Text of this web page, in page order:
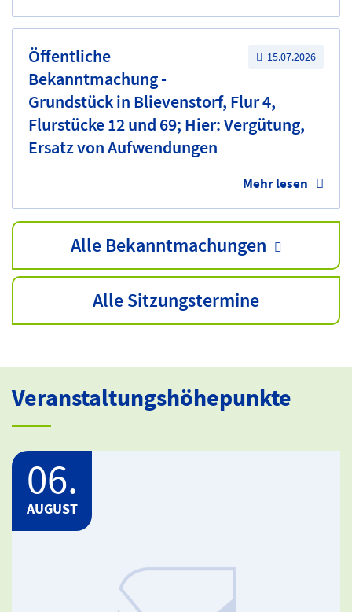
15.07.2026
Öffentliche
Bekanntmachung -
Grundstück in Blievenstorf, Flur 4,
Flurstücke 12 und 69; Hier: Vergütung,
Ersatz von Aufwendungen
Mehr lesen
Alle Bekanntmachungen
Alle Sitzungstermine
Veranstaltungshöhepunkte
06.
AUGUST